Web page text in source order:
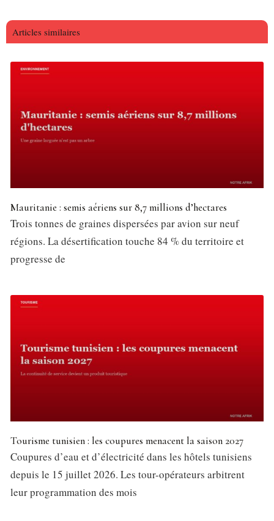
Articles similaires
Mauritanie : semis aériens sur 8,7 millions d’hectares
Trois tonnes de graines dispersées par avion sur neuf
régions. La désertification touche 84 % du territoire et
progresse de
Tourisme tunisien : les coupures menacent la saison 2027
Coupures d’eau et d’électricité dans les hôtels tunisiens
depuis le 15 juillet 2026. Les tour-opérateurs arbitrent
leur programmation des mois